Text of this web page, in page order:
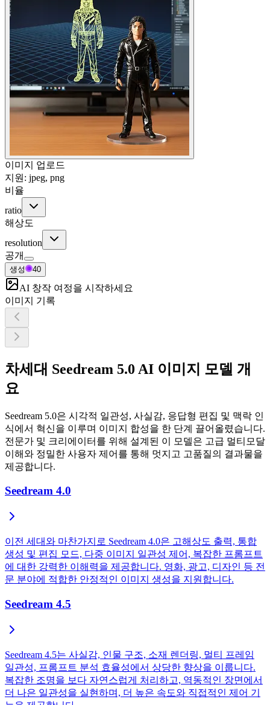
이미지 업로드
지원: jpeg, png
비율
ratio
해상도
resolution
공개
생성 40
AI 창작 여정을 시작하세요
이미지 기록
차세대 Seedream 5.0 AI 이미지 모델 개
요
Seedream 5.0은 시각적 일관성, 사실감, 응답형 편집 및 맥락 인
식에서 혁신을 이루며 이미지 합성을 한 단계 끌어올렸습니다.
전문가 및 크리에이터를 위해 설계된 이 모델은 고급 멀티모달
이해와 정밀한 사용자 제어를 통해 멋지고 고품질의 결과물을
제공합니다.
Seedream 4.0
이전 세대와 마찬가지로 Seedream 4.0은 고해상도 출력, 통합
생성 및 편집 모드, 다중 이미지 일관성 제어, 복잡한 프롬프트
에 대한 강력한 이해력을 제공합니다. 영화, 광고, 디자인 등 전
문 분야에 적합한 안정적인 이미지 생성을 지원합니다.
Seedream 4.5
Seedream 4.5는 사실감, 인물 구조, 소재 렌더링, 멀티 프레임
일관성, 프롬프트 분석 효율성에서 상당한 향상을 이룹니다.
복잡한 조명을 보다 자연스럽게 처리하고, 역동적인 장면에서
더 나은 일관성을 실현하며, 더 높은 속도와 직접적인 제어 기